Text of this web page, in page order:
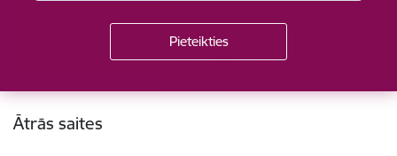
Kājene
Ātrās saites